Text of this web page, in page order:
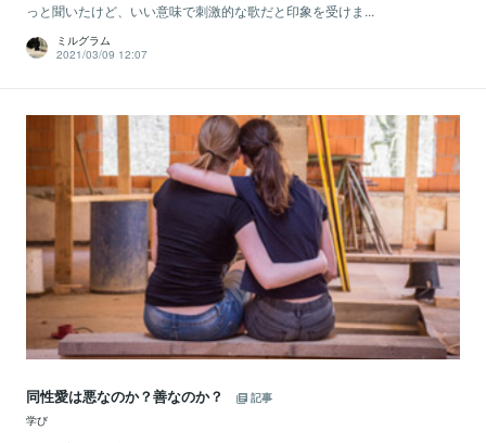
っと聞いたけど、いい意味で刺激的な歌だと印象を受けま...
ミルグラム
2021/03/09 12:07
同性愛は悪なのか？善なのか？
記事
学び